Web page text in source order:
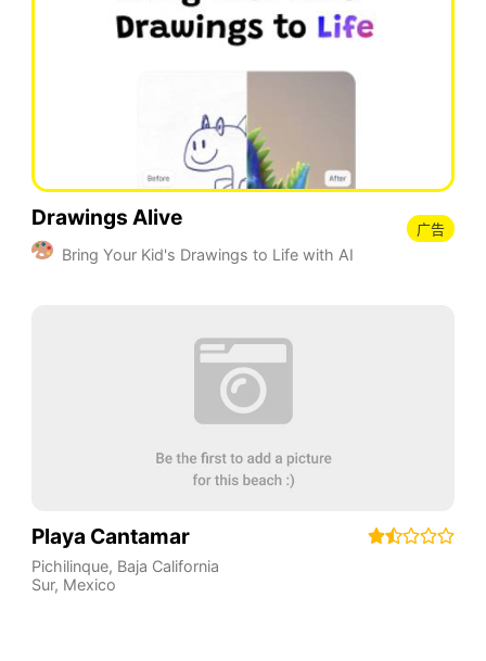
Drawings Alive
Bring Your Kid's Drawings to Life with AI
广告
Playa Cantamar
Pichilinque, Baja California
Sur, Mexico